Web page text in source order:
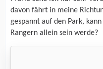
davon fährt in meine
gespannt auf den Park,
Rangern allein sein werde?